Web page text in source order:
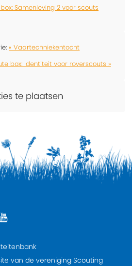
Samenleving 2 voor scouts
« Vaartechniekentocht
box: Identiteit voor roverscouts »
te plaatsen
van de vereniging Scouting